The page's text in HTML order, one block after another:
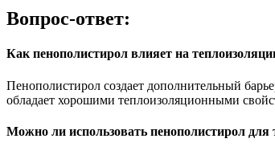
Вопрос-ответ:
Как пенополистирол влияет на
Пенополистирол создает дополнительный
обладает хорошими теплоизоляционными
Можно ли использовать пенополистирол для